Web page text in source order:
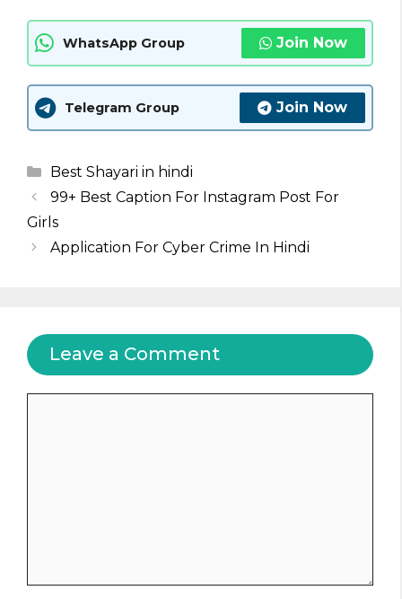
WhatsApp Group Join Now
Telegram Group Join Now
Categories
Best Shayari in hindi
99+ Best Caption For Instagram Post For
Girls
Application For Cyber Crime In Hindi
Leave a Comment